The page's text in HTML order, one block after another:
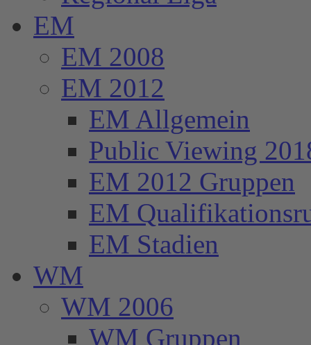
EM
EM 2008
EM 2012
EM Allgemein
Public Viewing
EM 2012 Gruppen
EM
EM Stadien
WM
WM 2006
WM Gruppen